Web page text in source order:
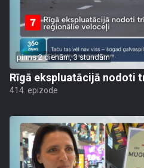
pirms 2 dienām, 3 stundām
Rīgā ekspluatācijā nodoti
414. epizode